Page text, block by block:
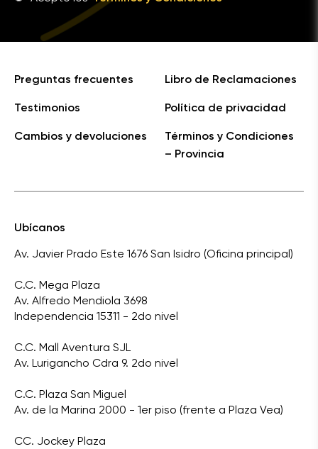
Preguntas frecuentes
Testimonios
Cambios y devoluciones
Libro de Reclamaciones
Política de privacidad
Términos y Condiciones
– Provincia
Ubícanos
Av. Javier Prado Este 1676 San Isidro (Oficina principal)
C.C. Mega Plaza
Av. Alfredo Mendiola 3698
Independencia 15311 - 2do nivel
C.C. Mall Aventura SJL
Av. Lurigancho Cdra 9. 2do nivel
C.C. Plaza San Miguel
Av. de la Marina 2000 - 1er piso (frente a Plaza Vea)
CC. Jockey Plaza